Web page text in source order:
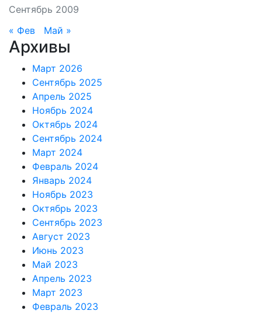
Сентябрь 2009
« Фев
Май »
Архивы
Март 2026
Сентябрь 2025
Апрель 2025
Ноябрь 2024
Октябрь 2024
Сентябрь 2024
Март 2024
Февраль 2024
Январь 2024
Ноябрь 2023
Октябрь 2023
Сентябрь 2023
Август 2023
Июнь 2023
Май 2023
Апрель 2023
Март 2023
Февраль 2023